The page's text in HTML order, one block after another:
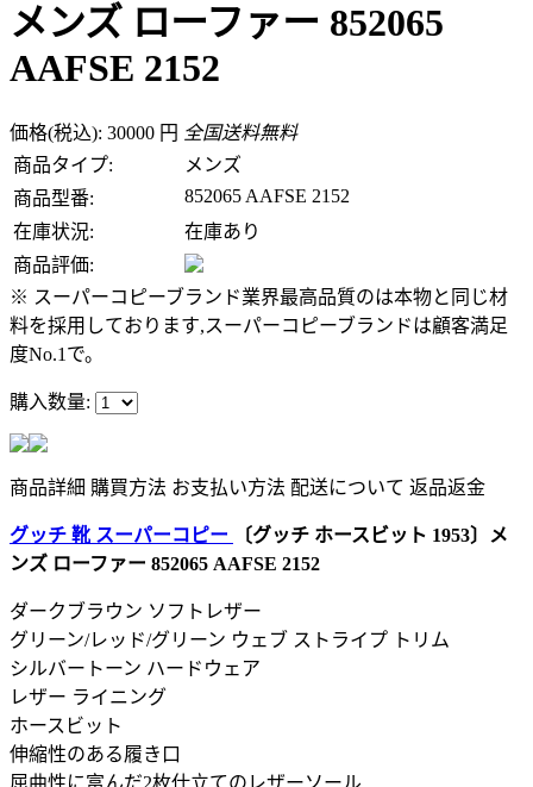
メンズ ローファー 852065
AAFSE 2152
価格(税込): 30000 円 全国送料無料
商品タイプ:
メンズ
商品型番:
852065 AAFSE 2152
在庫状況:
在庫あり
商品評価:
※ スーパーコピーブランド業界最高品質のは本物と同じ材
料を採用しております,スーパーコピーブランドは顧客満足
度No.1で。
購入数量:
商品詳細 購買方法 お支払い方法 配送について 返品返金
グッチ 靴 スーパーコピー
〔グッチ ホースビット 1953〕メ
ンズ ローファー 852065 AAFSE 2152
ダークブラウン ソフトレザー
グリーン/レッド/グリーン ウェブ ストライプ トリム
シルバートーン ハードウェア
レザー ライニング
ホースビット
伸縮性のある履き口
屈曲性に富んだ2枚仕立てのレザーソール